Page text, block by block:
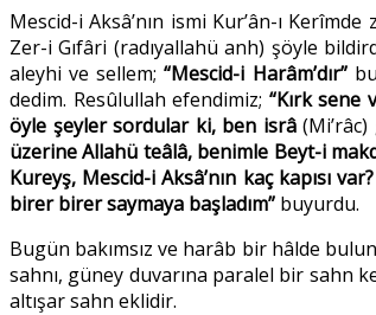
Mescid-i Aksâ’nın ismi Kur’ân-ı
Zer-i Gıfâri (radıyallahü anh) şöyle
aleyhi ve sellem;“Mescid-i Harâm’dır”
dedim. Resûlullah efendimiz; “Kırk sene
öyle şeyler sordular ki, ben isrâ(Mi’râc)
üzerine Allahü teâlâ, benimle Beyt-i
Kureyş, Mescid-i Aksâ’nın kaç kapısı
birer birer saymaya başladım” buyurdu.
Bugün bakımsız ve harâb bir hâlde
sahnı, güney duvarına paralel bir sahn
altışar sahn eklidir.